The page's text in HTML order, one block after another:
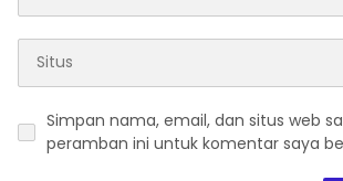
Simpan nama, email, dan situs web
peramban ini untuk komentar saya